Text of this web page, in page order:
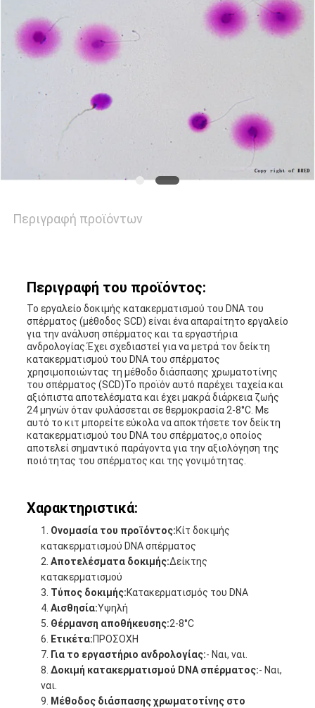
ΣΕ
ΕΠΑΦΉ
ΑΠΌΣΠΑΣΜΑ
SITEMAP
PRIVACY
POLICY
Περιγραφή προϊόντων
Περιγραφή του προϊόντος:
Το εργαλείο δοκιμής κατακερματισμού του DNA του
σπέρματος (μέθοδος SCD) είναι ένα απαραίτητο εργαλείο
για την ανάλυση σπέρματος και τα εργαστήρια
ανδρολογίας.Έχει σχεδιαστεί για να μετρά τον δείκτη
κατακερματισμού του DNA του σπέρματος
χρησιμοποιώντας τη μέθοδο διάσπασης χρωματοτίνης
του σπέρματος (SCD)Το προϊόν αυτό παρέχει ταχεία και
αξιόπιστα αποτελέσματα και έχει μακρά διάρκεια ζωής
24 μηνών όταν φυλάσσεται σε θερμοκρασία 2-8°C. Με
αυτό το κιτ μπορείτε εύκολα να αποκτήσετε τον δείκτη
κατακερματισμού του DNA του σπέρματος,ο οποίος
αποτελεί σημαντικό παράγοντα για την αξιολόγηση της
ποιότητας του σπέρματος και της γονιμότητας.
Χαρακτηριστικά:
Ονομασία του προϊόντος:Κίτ δοκιμής
κατακερματισμού DNA σπέρματος
Αποτελέσματα δοκιμής:Δείκτης
κατακερματισμού
Τύπος δοκιμής:Κατακερματισμός του DNA
Αισθησία:Υψηλή
Θέρμανση αποθήκευσης:2-8°C
Ετικέτα:ΠΡΟΣΟΧΗ
Για το εργαστήριο ανδρολογίας:- Ναι, ναι.
Δοκιμή κατακερματισμού DNA σπέρματος:- Ναι,
ναι.
Μέθοδος διάσπασης χρωματοτίνης στο